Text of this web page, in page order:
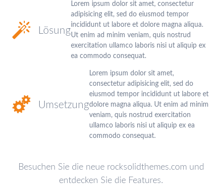
Lösung
Lorem ipsum dolor sit amet, consectetur
adipisicing elit, sed do eiusmod tempor
incididunt ut labore et dolore magna aliqua.
Ut enim ad minim veniam, quis nostrud
exercitation ullamco laboris nisi ut aliquip ex
ea commodo consequat.
Umsetzung
Lorem ipsum dolor sit amet,
consectetur adipisicing elit, sed do
eiusmod tempor incididunt ut labore et
dolore magna aliqua. Ut enim ad minim
veniam, quis nostrud exercitation
ullamco laboris nisi ut aliquip ex ea
commodo consequat.
Besuchen Sie die neue rocksolidthemes.com und
entdecken Sie die Features.